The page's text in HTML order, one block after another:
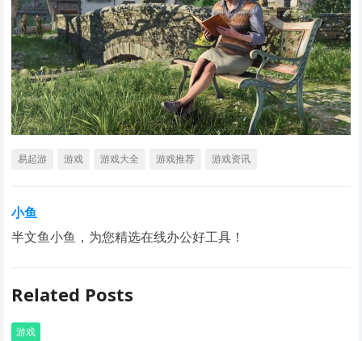
易起游 游戏 游戏大全 游戏推荐 游戏资讯
小鱼
半文鱼小鱼，为您精选在线办公好工具！
Related Posts
游戏